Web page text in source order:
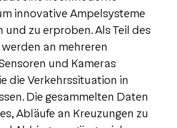
innovative Ampelsysteme
und zu erproben. Als Teil des
an mehreren
und Kameras
die Verkehrssituation in
Die gesammelten Daten
Abläufe an Kreuzungen zu